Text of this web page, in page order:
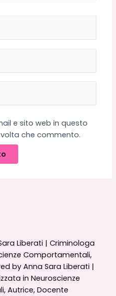
e sito web in questo
che commento.
Liberati | Criminologa
Comportamentali,
by Anna Sara Liberati |
in Neuroscienze
Autrice, Docente